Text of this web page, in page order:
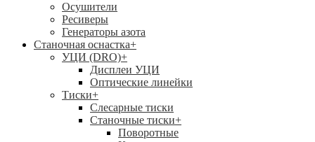
Осушители
Ресиверы
Генераторы азота
Станочная оснастка+
УЦИ (DRO)+
Дисплеи УЦИ
Оптические линейки
Тиски+
Слесарные тиски
Станочные тиски+
Поворотные